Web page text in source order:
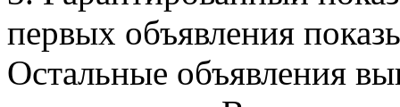
первых объявления
Остальные объявления